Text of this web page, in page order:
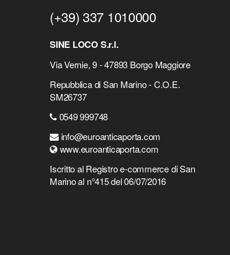
(+39) 337 1010000
SINE LOCO S.r.l.
Via Vernie, 9 - 47893 Borgo Maggiore
Repubblica di San Marino - C.O.E.
SM26737
0549 999748
info@euroanticaporta.com
www.euroanticaporta.com
Iscritto al Registro e-commerce di San
Marino al n°415 del 06/07/2016